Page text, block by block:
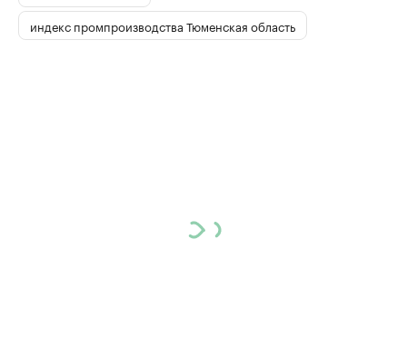
индекс промпроизводства Тюменская область